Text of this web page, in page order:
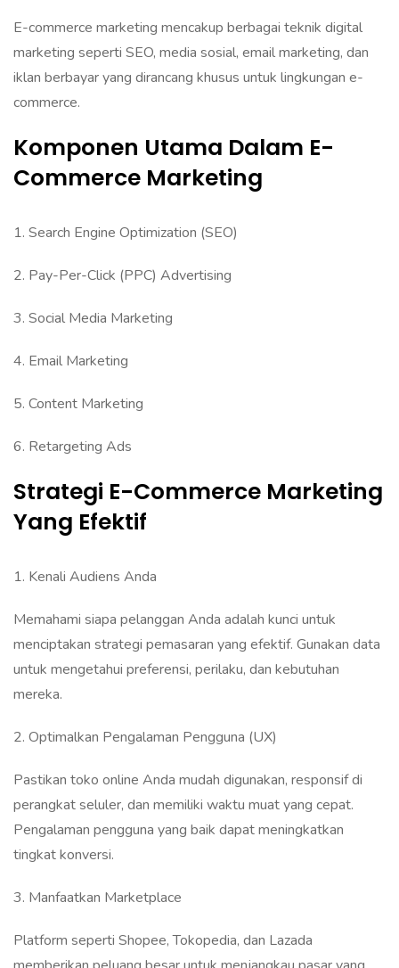
‎E-commerce marketing mencakup berbagai teknik digital
marketing seperti SEO, media sosial, email marketing, dan
iklan berbayar yang dirancang khusus untuk lingkungan e-
commerce.
Komponen Utama Dalam E-
Commerce Marketing
‎1. Search Engine Optimization (SEO)‎
‎2. Pay-Per-Click (PPC) Advertising‎
‎3. Social Media Marketing‎
‎4. Email Marketing
‎5. Content Marketing
6. Retargeting Ads
Strategi E-Commerce Marketing
Yang Efektif
‎1. Kenali Audiens Anda
‎Memahami siapa pelanggan Anda adalah kunci untuk
menciptakan strategi pemasaran yang efektif. Gunakan data
untuk mengetahui preferensi, perilaku, dan kebutuhan
mereka.
‎‎‎2. Optimalkan Pengalaman Pengguna (UX)‎
Pastikan toko online Anda mudah digunakan, responsif di
perangkat seluler, dan memiliki waktu muat yang cepat.
Pengalaman pengguna yang baik dapat meningkatkan
tingkat konversi.‎‎‎
3. Manfaatkan Marketplace‎
Platform seperti Shopee, Tokopedia, dan Lazada